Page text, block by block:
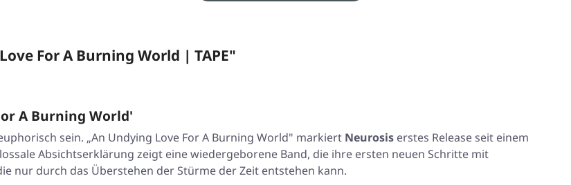
For A Burning World | TAPE"
A Burning World'
sein. „An Undying Love For A Burning World" markiert Neurosis erstes Release seit einem
Absichtserklärung zeigt eine wiedergeborene Band, die ihre ersten neuen Schritte mit
nur durch das Überstehen der Stürme der Zeit entstehen kann.